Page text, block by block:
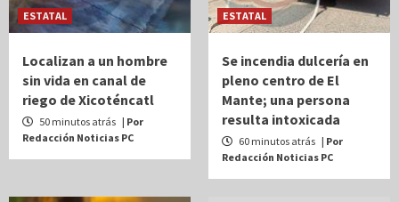
ESTATAL
Localizan a un hombre
sin vida en canal de
riego de Xicoténcatl
50 minutos atrás | Por
Redacción Noticias PC
ESTATAL
Se incendia dulcería en
pleno centro de El
Mante; una persona
resulta intoxicada
60 minutos atrás | Por
Redacción Noticias PC